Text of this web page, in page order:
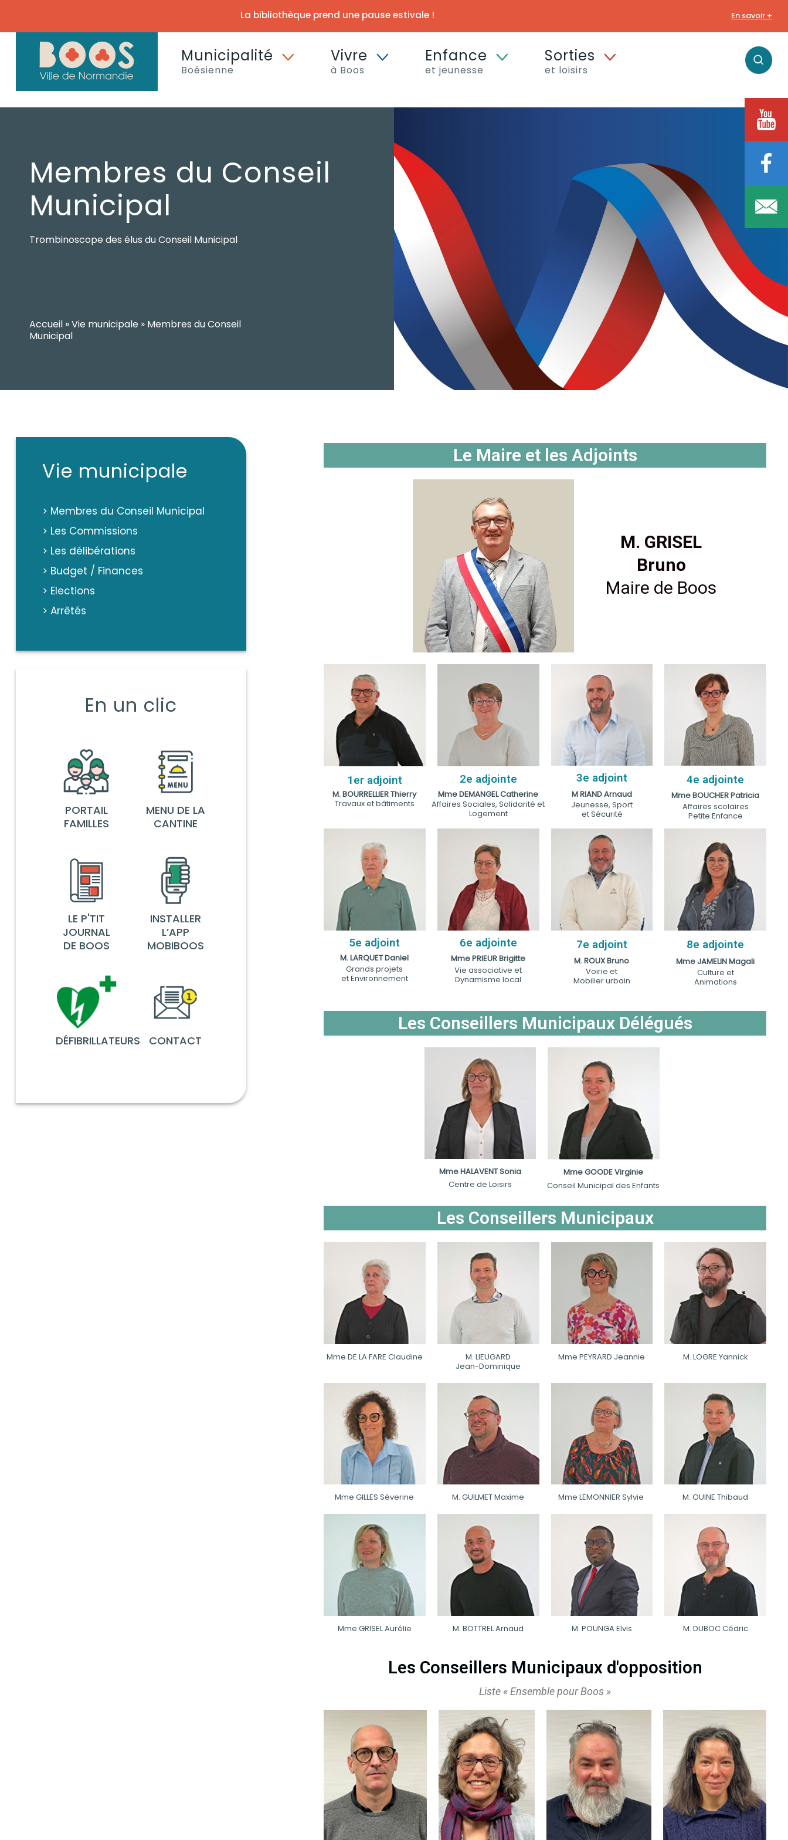
La bibliothèque prend une pause estivale ! En savoir +
Municipalité
Boésienne
Vivre
à Boos
Enfance
et jeunesse
Sorties
et loisirs
Membres du Conseil
Municipal
Trombinoscope des élus du Conseil Municipal
Accueil »Vie municipale » Membres du Conseil
Municipal
Vie municipale
> Membres du Conseil Municipal
> Les Commissions
> Les délibérations
> Budget / Finances
> Elections
> Arrêtés
En un clic
PORTAIL
FAMILLES
MENU DE LA
CANTINE
LE P'TIT
JOURNAL
DE BOOS
INSTALLER
L’APP
MOBIBOOS
DÉFIBRILLATEURS CONTACT
Le Maire et les Adjoints
M. GRISEL
Bruno
Maire de Boos
1er adjoint
M. BOURRELLIER Thierry
Travaux et bâtiments
2e adjointe
Mme DEMANGEL Catherine
Affaires Sociales, Solidarité et
Logement
3e adjoint
M RIAND Arnaud
Jeunesse, Sport
et Sécurité
4e adjointe
Mme BOUCHER Patricia
Affaires scolaires
Petite Enfance
5e adjoint
M. LARQUET Daniel
Grands projets
et Environnement
6e adjointe
Mme PRIEUR Brigitte
Vie associative et
Dynamisme local
7e adjoint
M. ROUX Bruno
Voirie et
Mobilier urbain
8e adjointe
Mme JAMELIN Magali
Culture et
Animations
Les Conseillers Municipaux Délégués
Mme HALAVENT Sonia
Centre de Loisirs
Mme GOODE Virginie
Conseil Municipal des Enfants
Les Conseillers Municipaux
Mme DE LA FARE Claudine
M. LIEUGARD
Jean-Dominique
Mme PEYRARD Jeannie M. LOGRE Yannick
Mme GILLES Séverine M. GUILMET Maxime Mme LEMONNIER Sylvie M. OUINE Thibaud
Mme GRISEL Aurélie M. BOTTREL Arnaud M. POUNGA Elvis M. DUBOC Cédric
Les Conseillers Municipaux d'opposition
Liste « Ensemble pour Boos »